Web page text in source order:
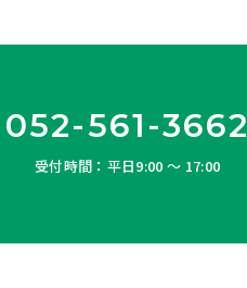
052-561-3662
受付時間：平日9:00 ～ 17:00